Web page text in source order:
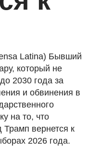
Latina) Бывший
который не
2030 года за
и обвинения в
на то, что
вернется к
2026 года.